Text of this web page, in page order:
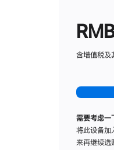
含增值税及
需要考虑一
将此设备加
来再继续选